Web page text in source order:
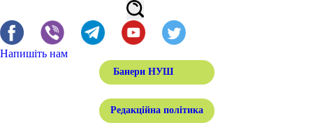
Напишіть нам
Банери НУШ
Редакційна політика